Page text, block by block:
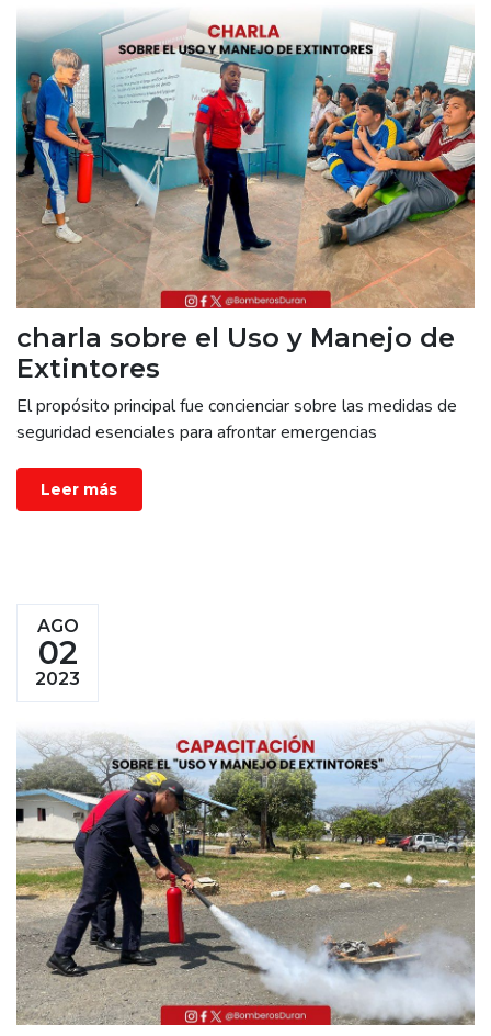
charla sobre el Uso y Manejo de
Extintores
El propósito principal fue concienciar sobre las medidas de
seguridad esenciales para afrontar emergencias
Leer más
AGO
02
2023